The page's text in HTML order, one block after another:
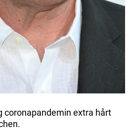
coronapandemin extra hårt